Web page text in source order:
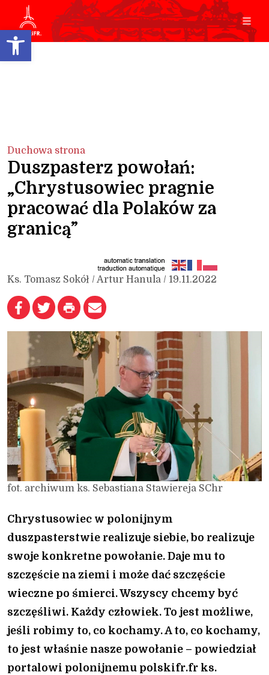
Open toolbar
Duchowa strona
Duszpasterz powołań:
„Chrystusowiec pragnie
pracować dla Polaków za
granicą”
Ks. Tomasz Sokół / Artur Hanula / 19.11.2022
fot. archiwum ks. Sebastiana Stawiereja SChr
Chrystusowiec w polonijnym
duszpasterstwie realizuje siebie, bo realizuje
swoje konkretne powołanie. Daje mu to
szczęście na ziemi i może dać szczęście
wieczne po śmierci. Wszyscy chcemy być
szczęśliwi. Każdy człowiek. To jest możliwe,
jeśli robimy to, co kochamy. A to, co kochamy,
to jest właśnie nasze powołanie – powiedział
portalowi polonijnemu polskifr.fr ks.